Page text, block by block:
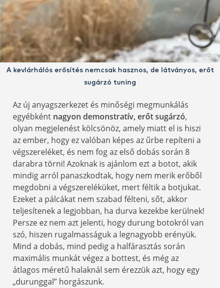
A kevlárhálós erősítés nemcsak hasznos, de látványos, erőt
sugárzó tuning
Az új anyagszerkezet és minőségi megmunkálás
egyébként nagyon demonstratív, erőt sugárzó,
olyan megjelenést kölcsönöz, amely miatt el is hiszi
az ember, hogy ez valóban képes az űrbe repíteni a
végszereléket, és nem fog az első dobás során 8
darabra törni! Azoknak is ajánlom ezt a botot, akik
mindig arról panaszkodtak, hogy nem merik erőből
megdobni a végszereléküket, mert féltik a botjukat.
Ezeket a pálcákat nem szabad félteni, sőt, akkor
teljesítenek a legjobban, ha durva kezekbe kerülnek!
Persze ez nem azt jelenti, hogy durung botokról van
szó, hiszen rugalmasságuk a legnagyobb erényük.
Mind a dobás, mind pedig a halfárasztás során
maximális munkát végez a bottest, és még az
átlagos méretű halaknál sem érezzük azt, hogy egy
„durunggal” horgászunk.